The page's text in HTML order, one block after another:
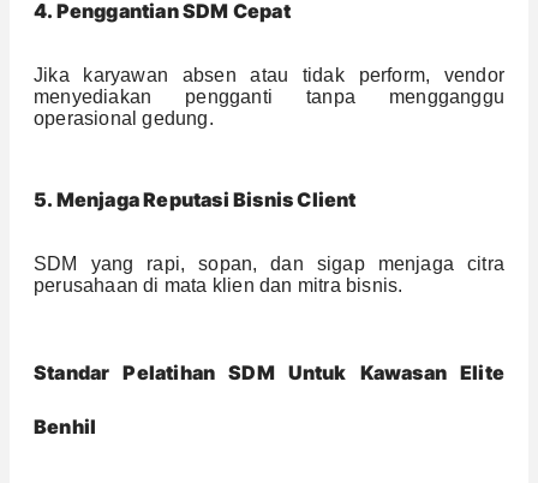
4. Penggantian SDM Cepat
Jika karyawan absen atau tidak perform, vendor
menyediakan pengganti tanpa mengganggu
operasional gedung.
5. Menjaga Reputasi Bisnis Client
SDM yang rapi, sopan, dan sigap menjaga citra
perusahaan di mata klien dan mitra bisnis.
Standar Pelatihan SDM Untuk Kawasan Elite
Benhil